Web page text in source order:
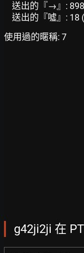
送出的『→』:
送出的『噓』: 18
使用過的暱稱: 7
g42ji2ji 在